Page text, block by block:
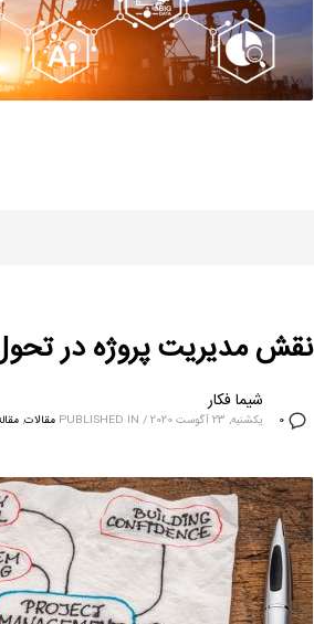
نقش مدیریت پروژه در
0
شیما فکار
یکشنبه, 23 آگوست 2020 /
PUBLISHED IN مقالات,